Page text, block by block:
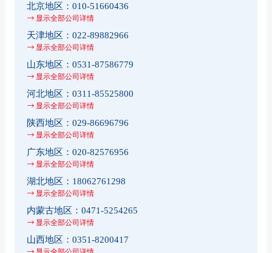
北京地区： 010-51660436
显示全部公司详情
天津地区： 022-89882966
显示全部公司详情
山东地区： 0531-87586779
显示全部公司详情
河北地区： 0311-85525800
显示全部公司详情
陕西地区： 029-86696796
显示全部公司详情
广东地区： 020-82576956
显示全部公司详情
湖北地区： 18062761298
显示全部公司详情
内蒙古地区： 0471-5254265
显示全部公司详情
山西地区： 0351-8200417
显示全部公司详情